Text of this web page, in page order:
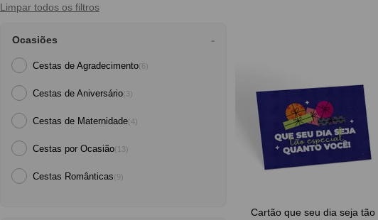
Limpar todos os filtros
Ocasiões
Cestas de Agradecimento(6)
Cestas de Aniversário(3)
Cestas de Maternidade(4)
Cestas por Ocasião(13)
Cestas Românticas(9)
Cartão que seu dia seja tão